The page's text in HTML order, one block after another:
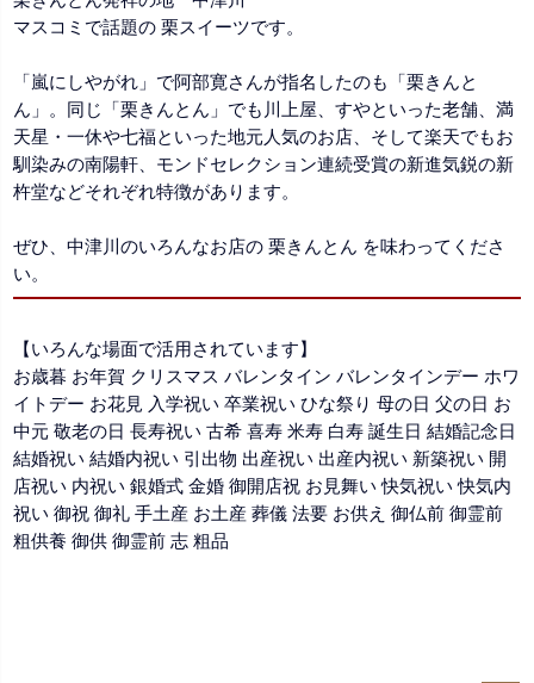
マスコミで話題の 栗スイーツです。
「嵐にしやがれ」で阿部寛さんが指名したのも「栗きんと
ん」。同じ「栗きんとん」でも川上屋、すやといった老舗、満
天星・一休や七福といった地元人気のお店、そして楽天でもお
馴染みの南陽軒、モンドセレクション連続受賞の新進気鋭の新
杵堂などそれぞれ特徴があります。
ぜひ、中津川のいろんなお店の 栗きんとん を味わってくださ
い。
【いろんな場面で活用されています】
お歳暮 お年賀 クリスマス バレンタイン バレンタインデー ホワ
イトデー お花見 入学祝い 卒業祝い ひな祭り 母の日 父の日 お
中元 敬老の日 長寿祝い 古希 喜寿 米寿 白寿 誕生日 結婚記念日
結婚祝い 結婚内祝い 引出物 出産祝い 出産内祝い 新築祝い 開
店祝い 内祝い 銀婚式 金婚 御開店祝 お見舞い 快気祝い 快気内
祝い 御祝 御礼 手土産 お土産 葬儀 法要 お供え 御仏前 御霊前
粗供養 御供 御霊前 志 粗品